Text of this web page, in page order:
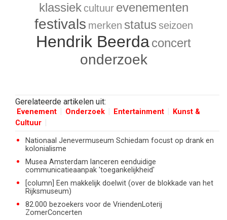
klassiek cultuur evenementen
festivals merken status seizoen
Hendrik Beerdaconcert
onderzoek
Gerelateerde artikelen uit:
Evenement Onderzoek Entertainment
Kunst &
Cultuur
Nationaal Jenevermuseum Schiedam focust op drank en
kolonialisme
Musea Amsterdam lanceren eenduidige
communicatieaanpak 'toegankelijkheid'
[column] Een makkelijk doelwit (over de blokkade van het
Rijksmuseum)
82.000 bezoekers voor de VriendenLoterij
ZomerConcerten